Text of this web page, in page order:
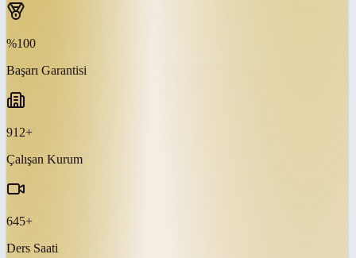
%100
Başarı Garantisi
912+
Çalışan Kurum
645+
Ders Saati